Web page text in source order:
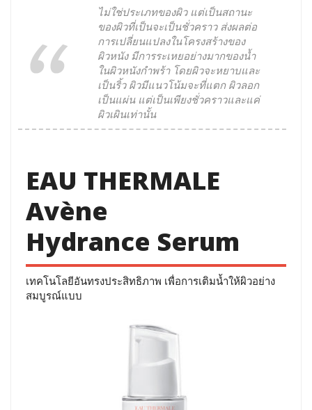
ไม่ใช่ประเภทของผิว แต่เป็นสถานะ
ของผิวที่เป็นจะเป็นชั่วคราว ส่งผลต่อ
การเปลี่ยนแปลงในโครงสร้างของ
ผิวหนัง มีการระเหยอย่างมากของน้ำ
ในผิวหนังกำพร้า โดยผิวจะหยาบและ
เป็นริ้ว ผิวมีแนวโน้มจะที่แตก ผิวลอก
เป็นแผ่น แต่เป็นเพียงชั่วคราวและแค่
ผิวเผินเท่านั้น
EAU THERMALE
Avène
Hydrance Serum
เทคโนโลยีอันทรงประสิทธิภาพ เพื่อการเติมน้ำให้ผิวอย่าง
สมบูรณ์แบบ